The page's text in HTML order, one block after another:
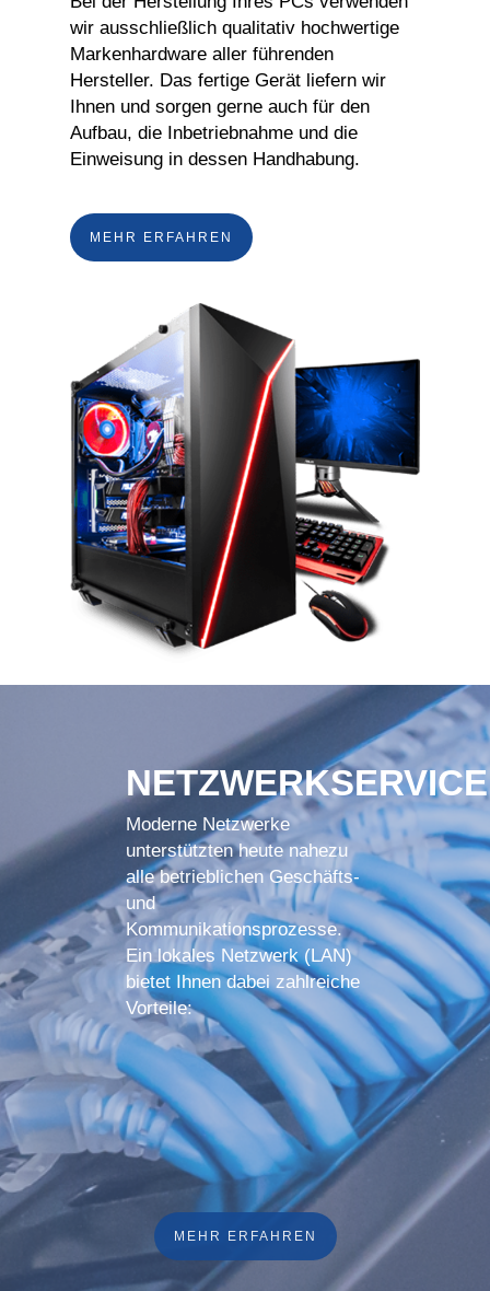
wir ausschließlich qualitativ hochwertige
Markenhardware aller führenden
Hersteller. Das fertige Gerät liefern wir
Ihnen und sorgen gerne auch für den
Aufbau, die Inbetriebnahme und die
Einweisung in dessen Handhabung.
MEHR ERFAHREN
NETZWERKSERVICE
Moderne Netzwerke
unterstützten heute nahezu
alle betrieblichen Geschäfts-
und
Kommunikationsprozesse.
Ein lokales Netzwerk (LAN)
bietet Ihnen dabei zahlreiche
Vorteile:
MEHR ERFAHREN